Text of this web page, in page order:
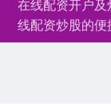
在线配资开户
线配资炒股的便